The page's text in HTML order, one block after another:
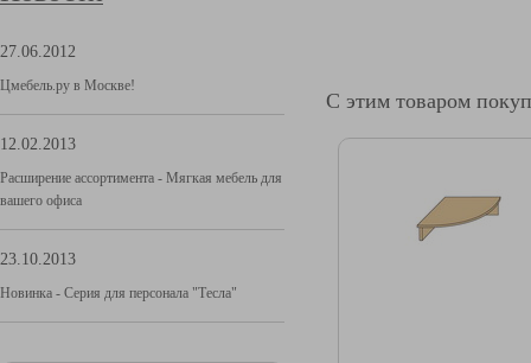
27.06.2012
Цмебель.ру в Москве!
12.02.2013
Расширение ассортимента - Мягкая мебель для
вашего офиса
23.10.2013
Новинка - Серия для персонала "Тесла"
С этим товаром